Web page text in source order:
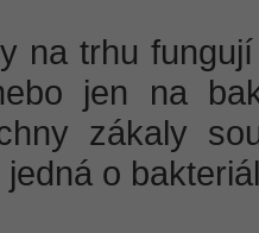
na trhu
jen na
zákaly
o